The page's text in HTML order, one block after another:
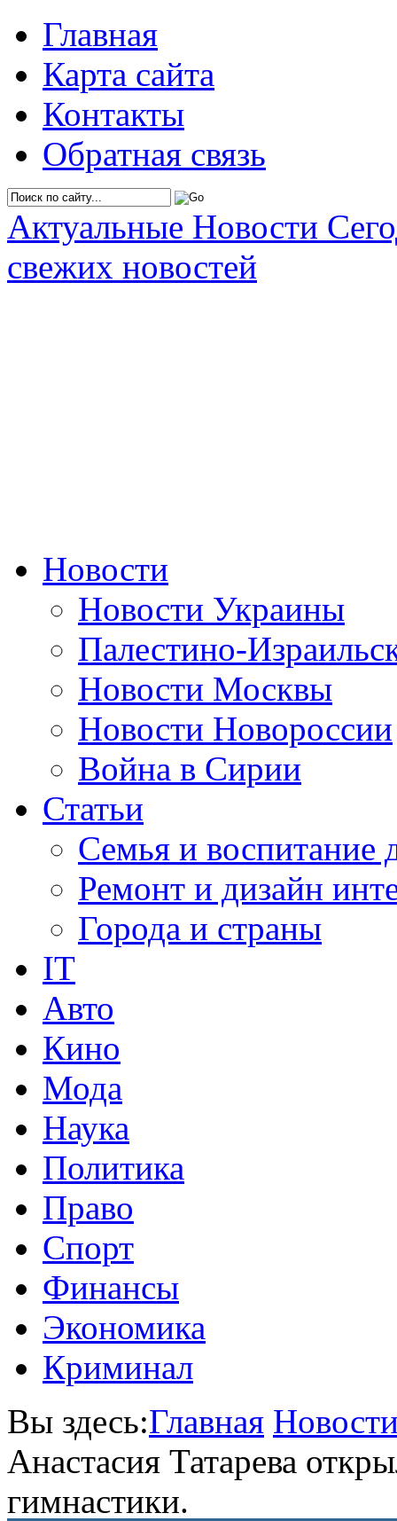
Главная
Карта сайта
Контакты
Обратная связь
Актуальные Новости
свежих новостей
Новости
Новости Украины
Палестино-
Новости Москвы
Новости Новороссии
Война в Сирии
Статьи
Семья и воспитание
Ремонт и дизайн
Города и страны
IT
Авто
Кино
Мода
Наука
Политика
Право
Спорт
Финансы
Экономика
Криминал
Вы здесь:Главная
Анастасия Татарева
гимнастики.